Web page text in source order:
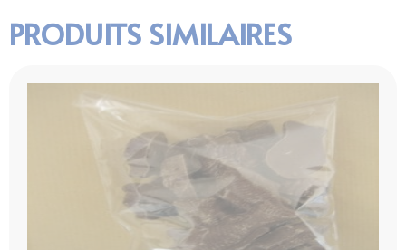
PRODUITS SIMILAIRES